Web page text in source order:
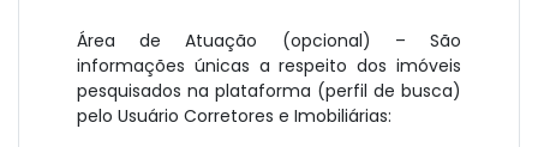
Área de Atuação (opcional) – São
informações únicas a respeito dos imóveis
pesquisados na plataforma (perfil de busca)
pelo Usuário Corretores e Imobiliárias: